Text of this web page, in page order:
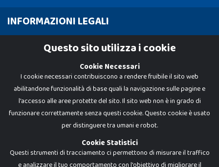
INFORMAZIONI LEGALI
Cookie PolicyQuesto sito utilizza i cookie
Cookie Necessari
I cookie necessari contribuiscono a rendere fruibile il sito web
abilitandone funzionalità di base quali la navigazione sulle pagine e
l'accesso alle aree protette del sito. Il sito web non è in grado di
funzionare correttamente senza questi cookie. Questo cookie è usato
per distinguere tra umani e robot.
Cookie Statistici
Questi strumenti di tracciamento ci permettono di misurare il traffico